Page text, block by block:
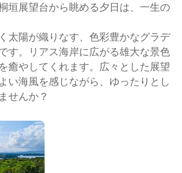
垣展望台から眺める夕日は、一生の
太陽が織りなす、色彩豊かなグラデ
す。リアス海岸に広がる雄大な景色
癒やしてくれます。広々とした展望
い海風を感じながら、ゆったりとし
せんか？